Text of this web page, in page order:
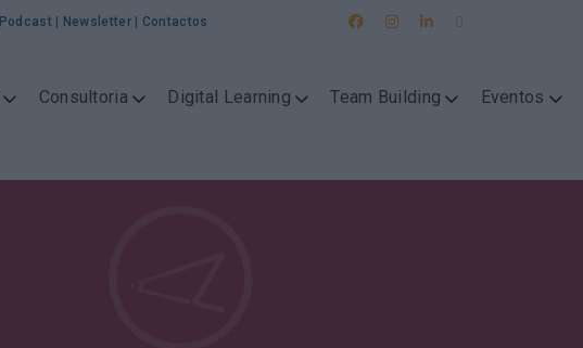
Podcast Newsletter| Contactos
Consultoria Digital Learning Team Building Eventos